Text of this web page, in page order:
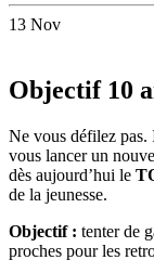
13 Nov
Objectif 10
Ne vous défilez pas.
vous lancer un
dès aujourd’hui le
de la jeunesse.
Objectif : tenter de
proches pour les